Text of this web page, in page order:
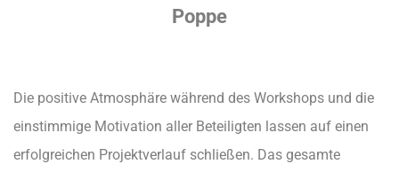
Poppe
Die positive Atmosphäre während des Workshops und die
einstimmige Motivation aller Beteiligten lassen auf einen
erfolgreichen Projektverlauf schließen. Das gesamte